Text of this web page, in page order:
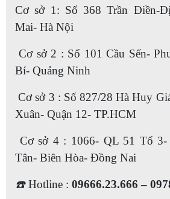
Cơ sở 1: Số 368 Trần Điền-
Mai- Hà Nội
Cơ sở 2 : Số 101 Cầu Sến-
Bí- Quảng Ninh
Cơ sở 3 : Số 827/28 Hà Huy
Xuân- Quận 12- TP.HCM
Cơ sở 4 : 1066- QL 51 Tổ
Tân- Biên Hòa- Đồng Nai
☎️Hotline : 09666.23.666 –